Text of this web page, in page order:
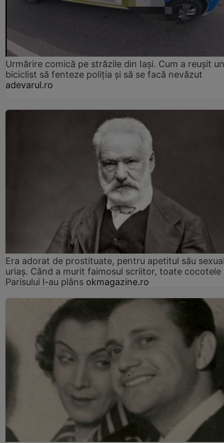
Urmărire comică pe străzile din Iași. Cum a reușit un
biciclist să fenteze poliția și să se facă nevăzut
adevarul.ro
Era adorat de prostituate, pentru apetitul său
uriaș. Când a murit faimosul scriitor, toate cocotele
Parisului l-au plâns okmagazine.ro